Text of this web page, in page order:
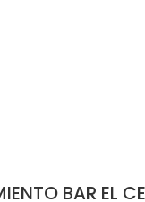
BAR EL